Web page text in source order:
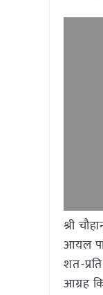
श्री
आयल
शत-
आग्रह